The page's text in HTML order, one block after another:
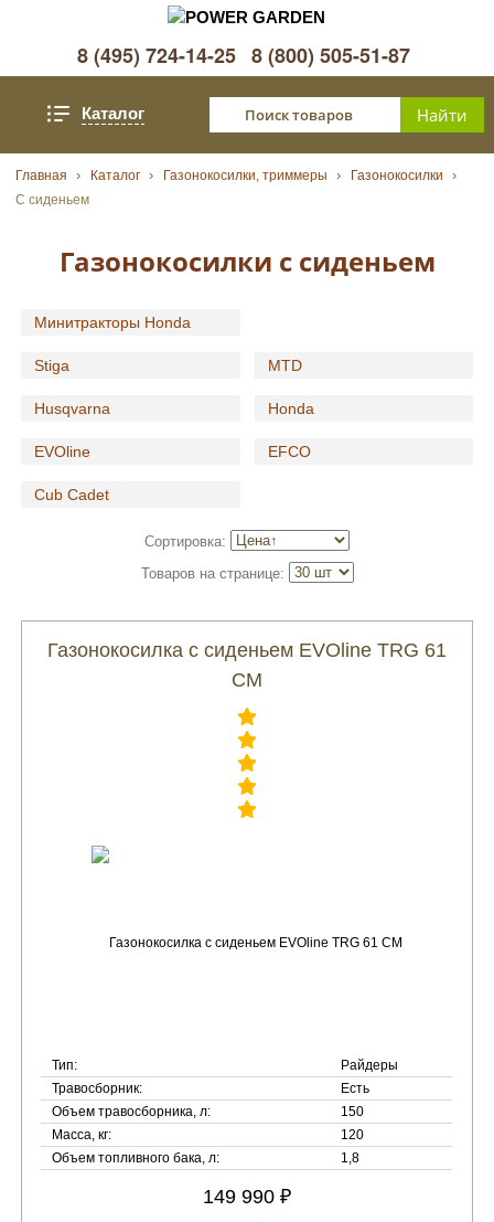
8 (495) 724-14-25 8 (800) 505-51-87
Каталог
Главная Каталог Газонокосилки, триммеры
Газонокосилки
С сиденьем
Газонокосилки с сиденьем
Минитракторы Honda
Stiga MTD
Husqvarna Honda
EVOline EFCO
Cub Cadet
Сортировка:
Товаров на странице:
Газонокосилка с сиденьем EVOline TRG 61
CM
Тип:
Райдеры
Травосборник:
Есть
Объем травосборника, л:
150
Масса, кг:
120
Объем топливного бака, л:
1,8
149 990 ₽